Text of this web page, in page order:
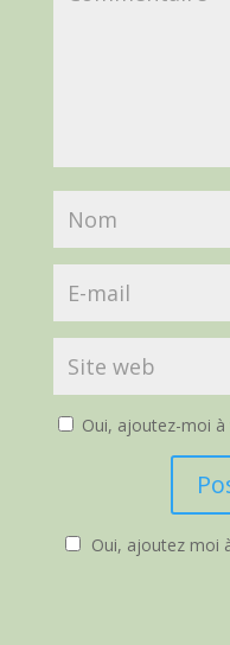
Oui, ajoutez-moi
Oui, ajoutez moi